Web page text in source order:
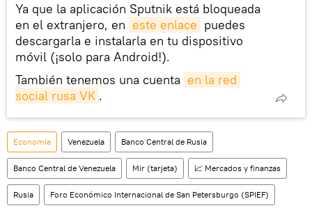
Ya que la aplicación Sputnik está bloqueada
en el extranjero, en este enlace puedes
descargarla e instalarla en tu dispositivo
móvil (¡solo para Android!).
También tenemos una cuenta en la red
social rusa VK .
Economía Venezuela Banco Central de Rusia
Banco Central de Venezuela Mir (tarjeta) 📈 Mercados y finanzas
Rusia Foro Económico Internacional de San Petersburgo (SPIEF)